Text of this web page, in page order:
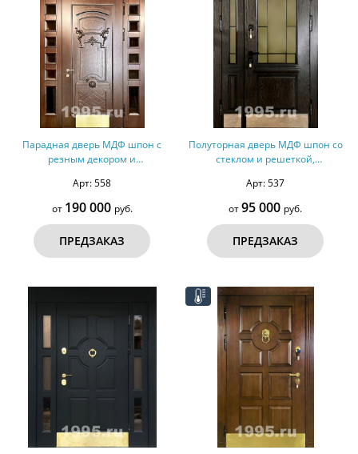
Парадная дверь МДФ шпон с
резным декором и
терморазрыв №162
Арт: 558
от 190 000 руб.
ПРЕДЗАКАЗ
Полуторная дверь МДФ шпон со
стеклом и решеткой,
Арт: 537
от95 000 руб.
ПРЕДЗАКАЗ